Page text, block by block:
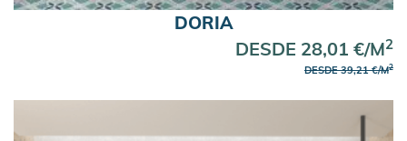
DORIA
DESDE 28,01 €/M2
DESDE 39,21 €/M2